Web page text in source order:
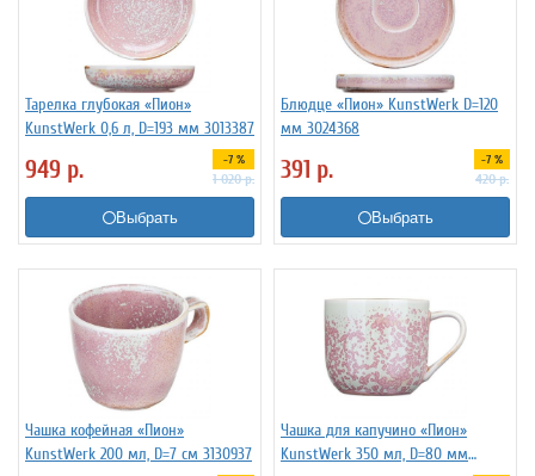
Тарелка глубокая «Пион»
KunstWerk 0,6 л, D=193 мм 3013387
949 р. -7 %
1 020р.
Выбрать
Блюдце «Пион» KunstWerk D=120
мм 3024368
391 р. -7 %
420р.
Выбрать
Чашка кофейная «Пион»
KunstWerk 200 мл, D=7 см 3130937
Чашка для капучино «Пион»
KunstWerk 350 мл, D=80 мм